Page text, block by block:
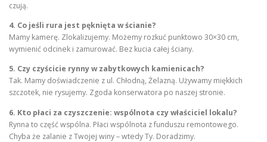
czują.
4. Co jeśli rura jest pęknięta w ścianie?
Mamy kamerę. Zlokalizujemy. Możemy rozkuć punktowo 30×30 cm,
wymienić odcinek i zamurować. Bez kucia całej ściany.
5. Czy czyścicie rynny w zabytkowych kamienicach?
Tak. Mamy doświadczenie z ul. Chłodną, Żelazną. Używamy miękkich
szczotek, nie rysujemy. Zgoda konserwatora po naszej stronie.
6. Kto płaci za czyszczenie: wspólnota czy właściciel lokalu?
Rynna to część wspólna. Płaci wspólnota z funduszu remontowego.
Chyba że zalanie z Twojej winy – wtedy Ty. Doradzimy.